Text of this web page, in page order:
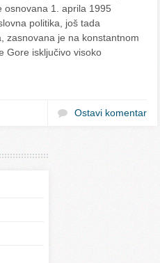
osnovana 1. aprila 1995
politika, još tada
zasnovana je na konstantnom
Gore isključivo visoko
Ostavi komentar